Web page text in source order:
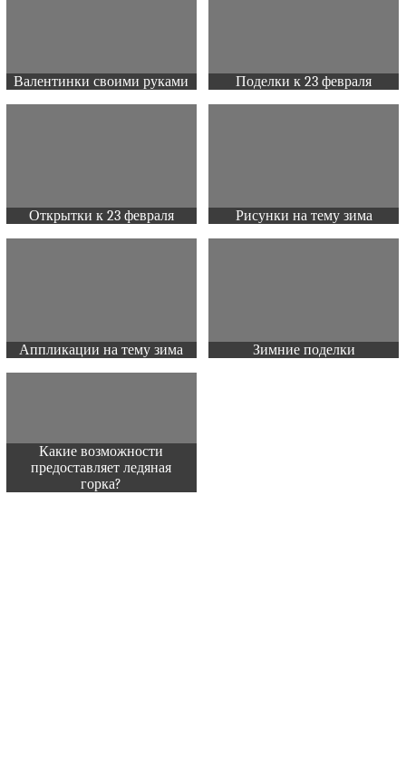
Валентинки своими руками Поделки к 23 февраля
Открытки к 23 февраля Рисунки на тему зима
Аппликации на тему зима Зимние поделки
Какие возможности
предоставляет ледяная
горка?